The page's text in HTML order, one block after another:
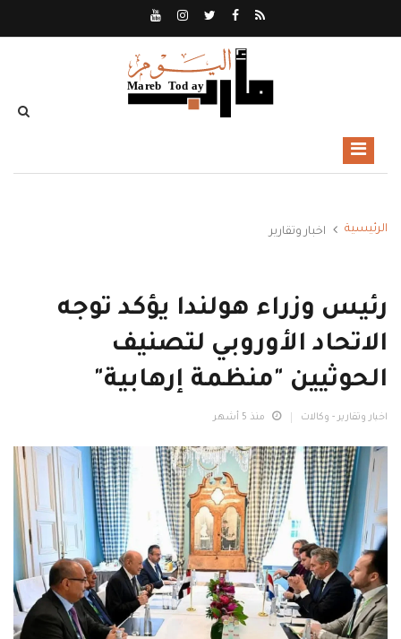
الرئيسية اخبار وتقارير
رئيس وزراء هولندا يؤكد توجه
الاتحاد الأوروبي لتصنيف
الحوثيين "منظمة إرهابية"
اخبار وتقارير - وكالات منذ 5 أشهر